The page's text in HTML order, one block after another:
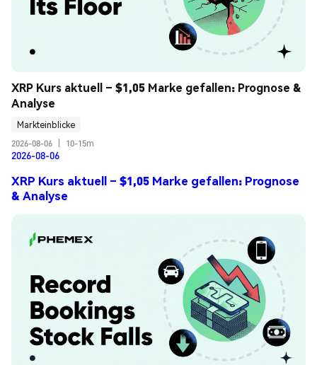
XRP Kurs aktuell – $1,05 Marke gefallen: Prognose &
Analyse
Markteinblicke
2026-08-06
10-15m
2026-08-06
XRP Kurs aktuell – $1,05 Marke gefallen: Prognose
& Analyse